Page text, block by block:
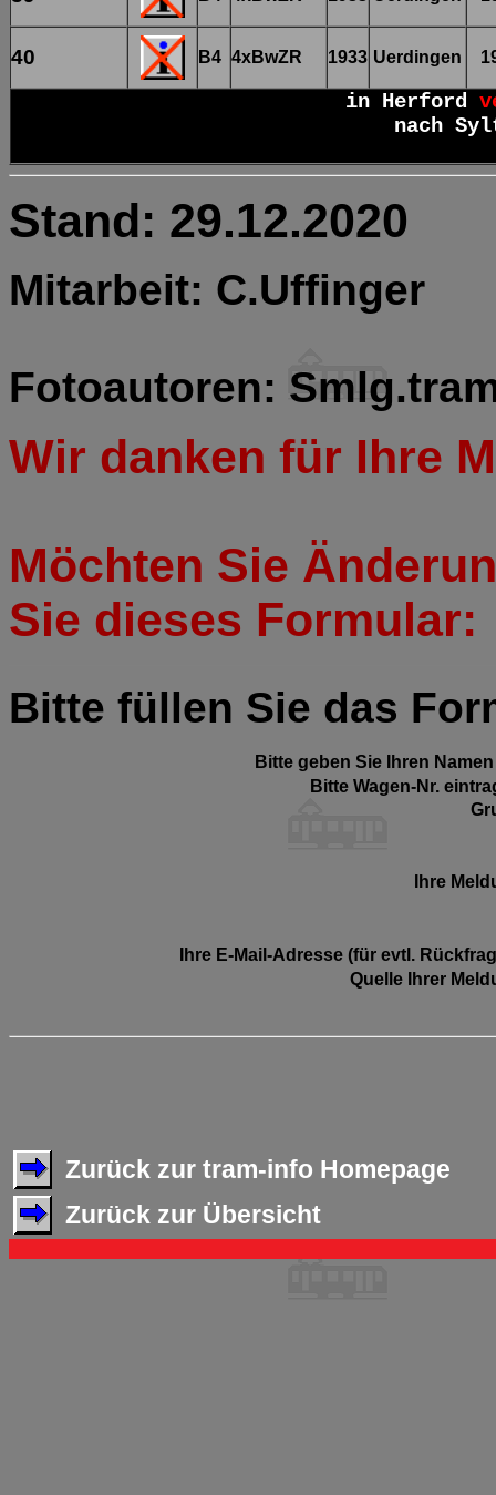
40 B4 4xBwZR 1933 Uerdingen
in Herford
nach
Stand: 29.12.2020
Mitarbeit: C.Uffinger
Fotoautoren:
Wir danken für Ihre
Möchten Sie
Sie dieses Formular:
Bitte füllen Sie das
Bitte geben Sie Ihren
Bitte Wagen-Nr.
Ihre
Ihre E-Mail-Adresse (für evtl.
Quelle Ihrer
Zurück zur tram-info Homepage
Zurück zur Übersicht